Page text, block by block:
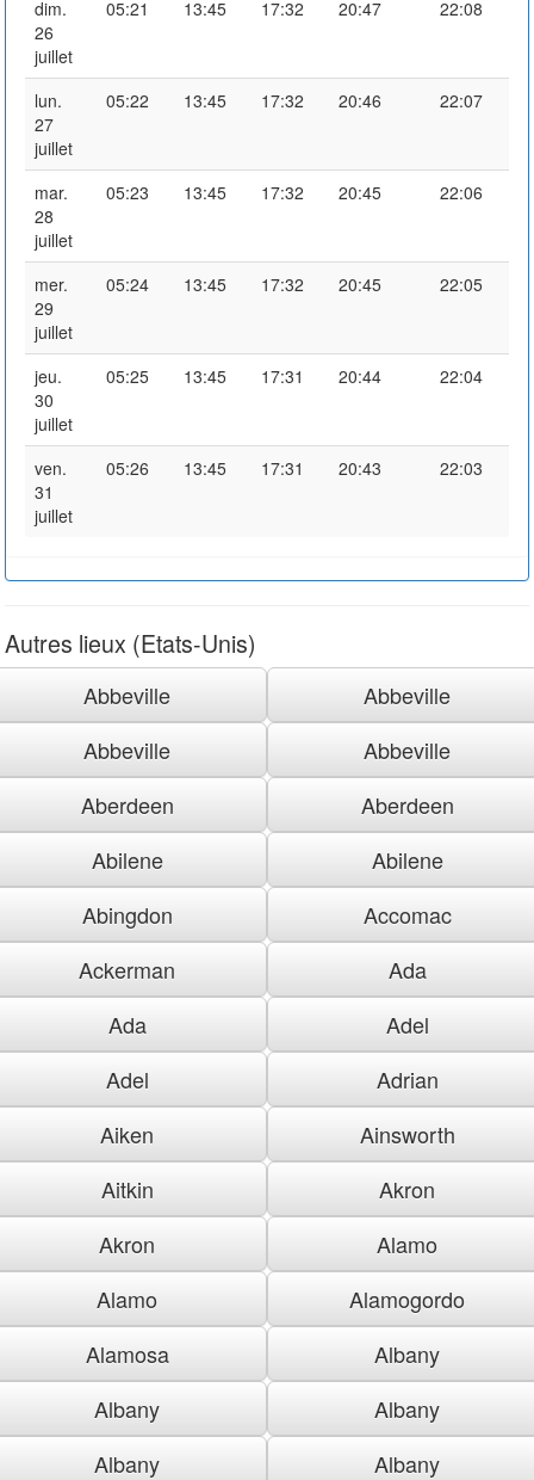
dim.
26
juillet
05:21 13:45 17:32 20:47 22:08
lun.
27
juillet
05:22 13:45 17:32 20:46 22:07
mar.
28
juillet
05:23 13:45 17:32 20:45 22:06
mer.
29
juillet
05:24 13:45 17:32 20:45 22:05
jeu.
30
juillet
05:25 13:45 17:31 20:44 22:04
ven.
31
juillet
05:26 13:45 17:31 20:43 22:03
Autres lieux (Etats-Unis)
Abbeville
Abbeville
Abbeville
Abbeville
Aberdeen
Aberdeen
Abilene
Abilene
Abingdon
Accomac
Ackerman
Ada
Ada
Adel
Adel
Adrian
Aiken
Ainsworth
Aitkin
Akron
Akron
Alamo
Alamo
Alamogordo
Alamosa
Albany
Albany
Albany
Albany
Albany